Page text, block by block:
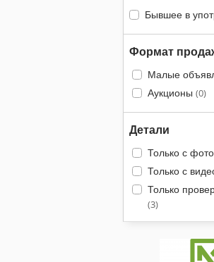
Бывшее в
Формат
Малые
Аукционы (0)
Детали
Только с
Только с
Только
(3)